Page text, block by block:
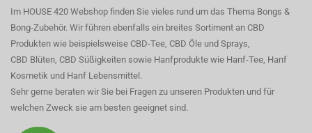
Im HOUSE 420 Webshop finden Sie vieles rund um das Thema Bongs &
Bong-Zubehör. Wir führen ebenfalls ein breites Sortiment an CBD
Produkten wie beispielsweise CBD-Tee, CBD Öle und Sprays,
CBD Blüten, CBD Süßigkeiten sowie Hanfprodukte wie Hanf-Tee, Hanf
Kosmetik und Hanf Lebensmittel.
Sehr gerne beraten wir Sie bei Fragen zu unseren Produkten und für
welchen Zweck sie am besten geeignet sind.